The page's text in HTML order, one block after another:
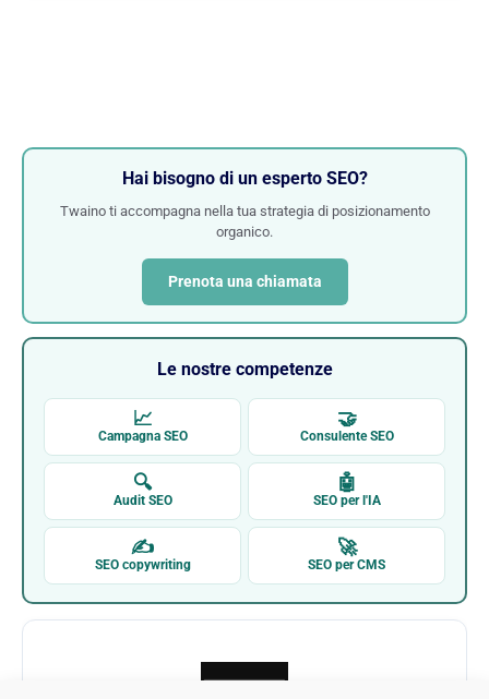
Hai bisogno di un esperto SEO?
Twaino ti accompagna nella tua strategia di posizionamento
organico.
Prenota una chiamata
Le nostre competenze
📈
Campagna SEO
🤝
Consulente SEO
🔍
Audit SEO
🤖
SEO per l'IA
✍
SEO copywriting
🚀
SEO per CMS